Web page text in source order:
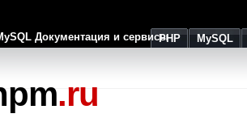
Документация и сервисыPHP MySQL
.ru